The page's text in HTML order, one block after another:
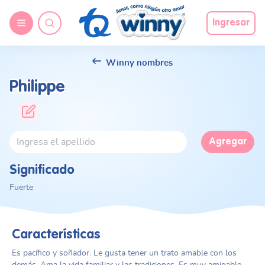
Ingresar
Winny nombres
Philippe
Agregar
Significado
Fuerte
Características
Es pacífico y soñador. Le gusta tener un trato amable con los